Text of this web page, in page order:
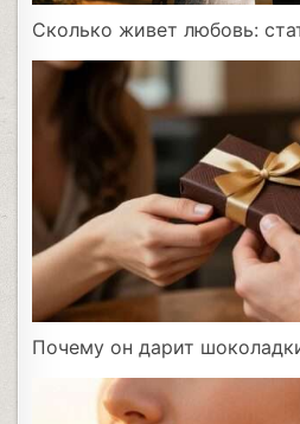
Сколько живет любовь:
Почему он дарит